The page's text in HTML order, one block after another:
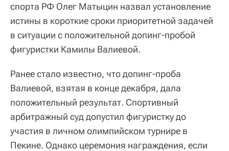
спорта РФ Олег Матыцин назвал установление
истины в короткие сроки приоритетной задачей
в ситуации с положительной допинг-пробой
фигуристки Камилы Валиевой.
Ранее стало известно, что допинг-проба
Валиевой, взятая в конце декабря, дала
положительный результат. Спортивный
арбитражный суд допустил фигуристку до
участия в личном олимпийском турнире в
Пекине. Однако церемония награждения, если